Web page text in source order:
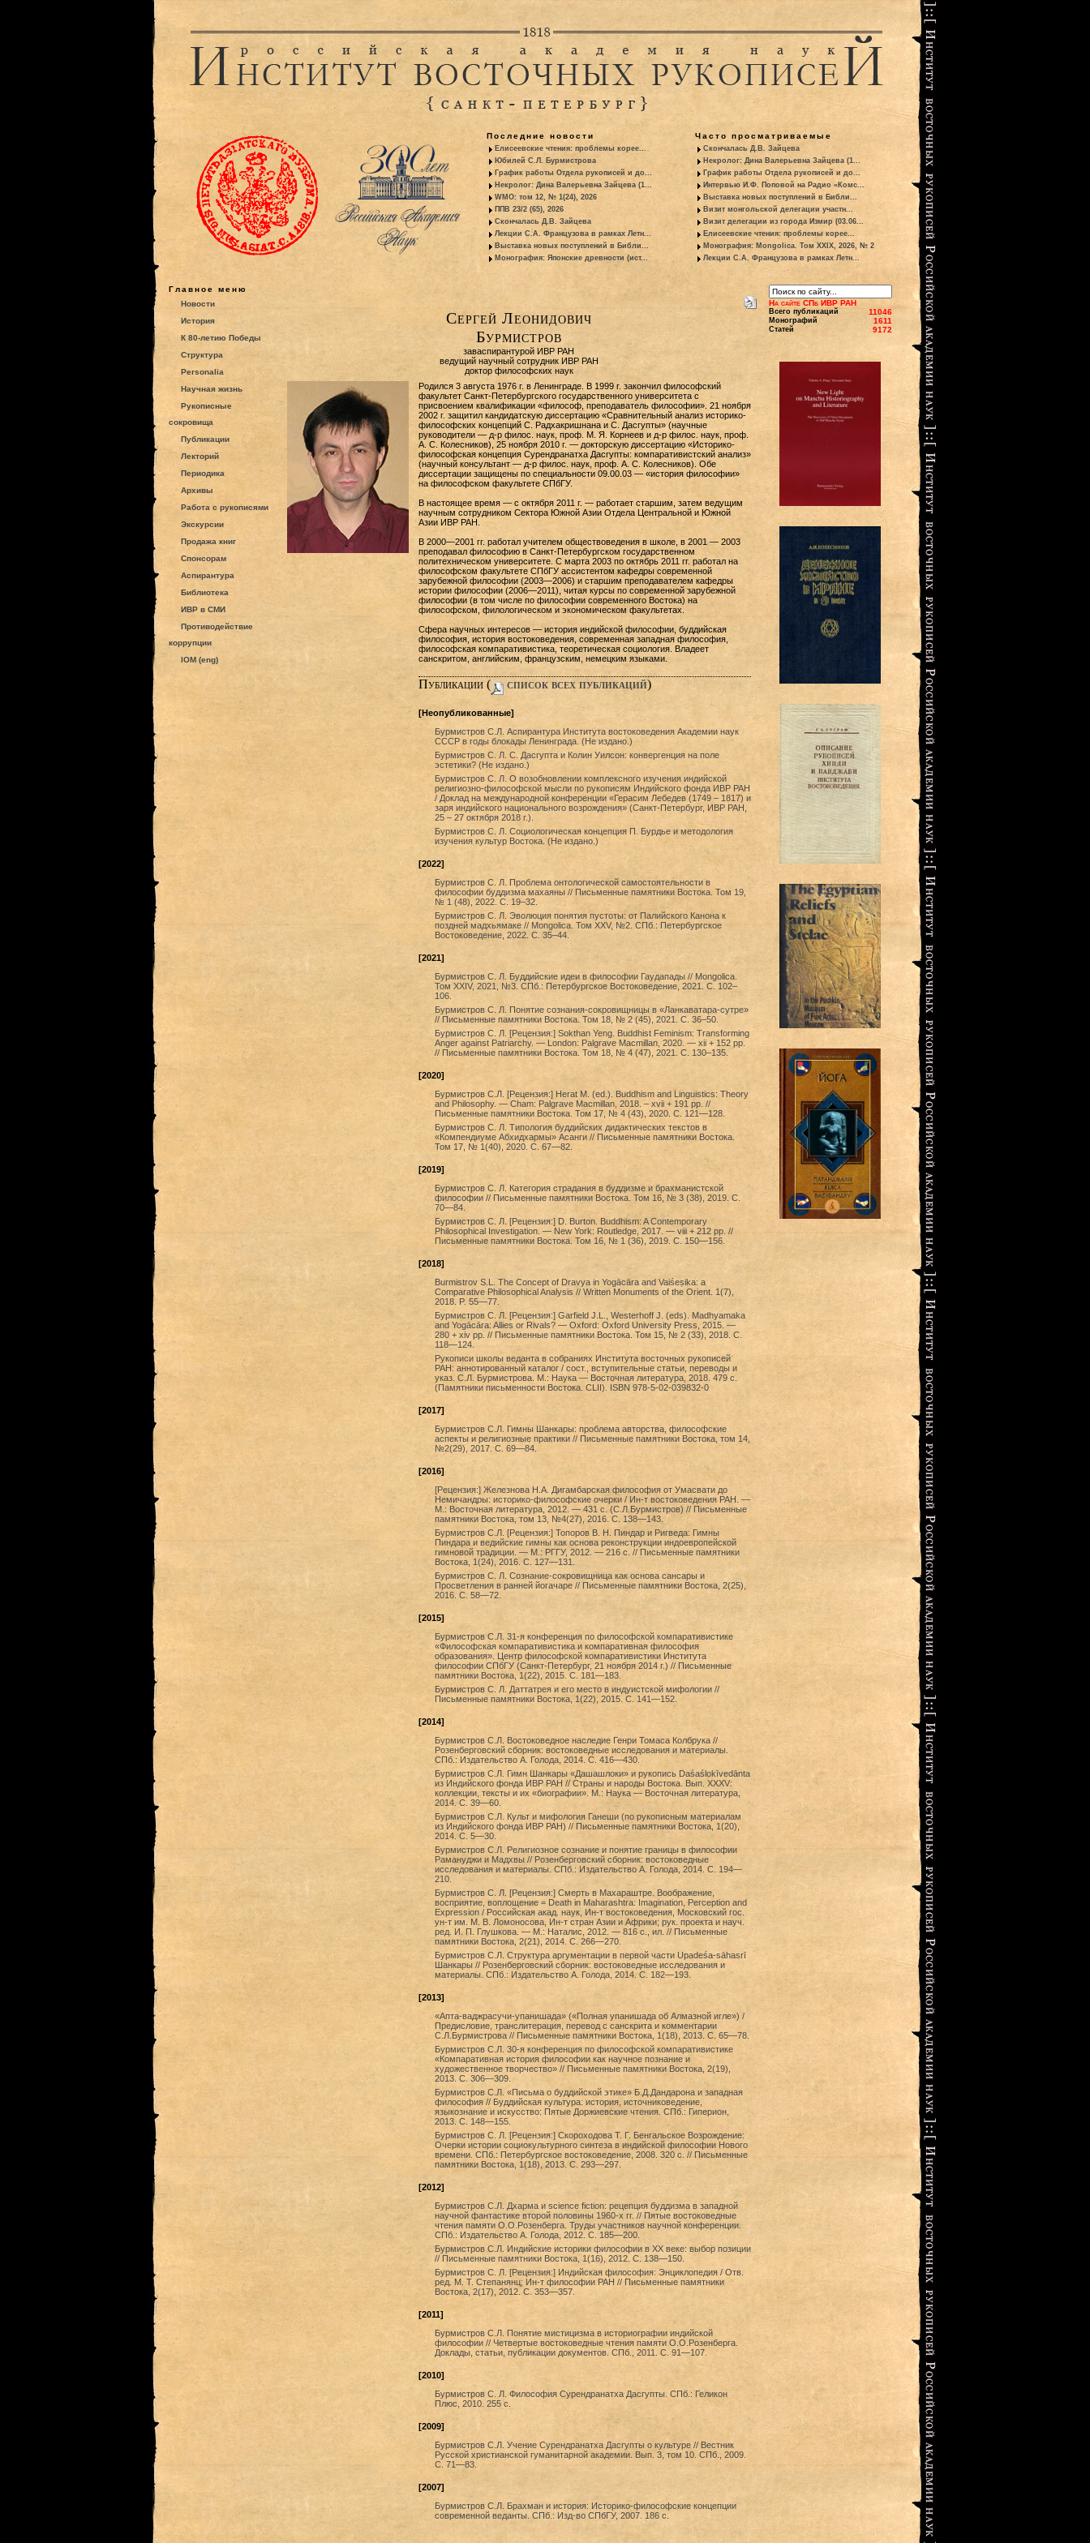
Последние новости
Елисеевские чтения: проблемы корее...
Юбилей С.Л. Бурмистрова
График работы Отдела рукописей и до...
Некролог: Дина Валерьевна Зайцева (1...
WMO: том 12, № 1(24), 2026
ППВ 23/2 (65), 2026
Скончалась Д.В. Зайцева
Лекции С.А. Французова в рамках Летн...
Выставка новых поступлений в Библи...
Монография: Японские древности (ист...
Часто просматриваемые
Скончалась Д.В. Зайцева
Некролог: Дина Валерьевна Зайцева (1...
График работы Отдела рукописей и до...
Интервью И.Ф. Поповой на Радио «Комс...
Выставка новых поступлений в Библи...
Визит монгольской делегации участн...
Визит делегации из города Измир (03.06...
Елисеевские чтения: проблемы корее...
Монография: Mongolica. Том XXIX, 2026, № 2
Лекции С.А. Французова в рамках Летн...
Главное меню
Новости
История
К 80-летию Победы
Структура
Personalia
Научная жизнь
Рукописные
сокровища
Публикации
Лекторий
Периодика
Архивы
Работа с рукописями
Экскурсии
Продажа книг
Спонсорам
Аспирантура
Библиотека
ИВР в СМИ
Противодействие
коррупции
IOM (eng)
Сергей Леонидович
Бурмистров
заваспирантурой ИВР РАН
ведущий научный сотрудник ИВР РАН
доктор философских наук
Родился 3 августа 1976 г. в Ленинграде. В 1999 г. закончил философский
факультет Санкт-Петербургского государственного университета с
присвоением квалификации «философ, преподаватель философии». 21 ноября
2002 г. защитил кандидатскую диссертацию «Сравнительный анализ историко-
философских концепций С. Радхакришнана и С. Дасгупты» (научные
руководители — д-р филос. наук, проф. М. Я. Корнеев и д-р филос. наук, проф.
А. С. Колесников), 25 ноября 2010 г. — докторскую диссертацию «Историко-
философская концепция Сурендранатха Дасгупты: компаративистский анализ»
(научный консультант — д-р филос. наук, проф. А. С. Колесников). Обе
диссертации защищены по специальности 09.00.03 — «история философии»
на философском факультете СПбГУ.
В настоящее время — с октября 2011 г. — работает старшим, затем ведущим
научным сотрудником Сектора Южной Азии Отдела Центральной и Южной
Азии ИВР РАН.
В 2000—2001 гг. работал учителем обществоведения в школе, в 2001 — 2003
преподавал философию в Санкт-Петербургском государственном
политехническом университете. С марта 2003 по октябрь 2011 гг. работал на
философском факультете СПбГУ ассистентом кафедры современной
зарубежной философии (2003—2006) и старшим преподавателем кафедры
истории философии (2006—2011), читая курсы по современной зарубежной
философии (в том числе по философии современного Востока) на
философском, филологическом и экономическом факультетах.
Сфера научных интересов — история индийской философии, буддийская
философия, история востоковедения, современная западная философия,
философская компаративистика, теоретическая социология. Владеет
санскритом, английским, французским, немецким языками.
Публикации ( cписок всех публикаций)
[Неопубликованные]
Бурмистров С.Л. Аспирантура Института востоковедения Академии наук
СССР в годы блокады Ленинграда. (Не издано.)
Бурмистров С. Л. С. Дасгупта и Колин Уилсон: конвергенция на поле
эстетики? (Не издано.)
Бурмистров С. Л. О возобновлении комплексного изучения индийской
религиозно-философской мысли по рукописям Индийского фонда ИВР РАН
/ Доклад на международной конференции «Герасим Лебедев (1749 ‒ 1817) и
заря индийского национального возрождения» (Санкт-Петербург, ИВР РАН,
25 – 27 октября 2018 г.).
Бурмистров С. Л. Cоциологическая концепция П. Бурдье и методология
изучения культур Востока. (Не издано.)
[2022]
Бурмистров С. Л. Проблема онтологической самостоятельности в
философии буддизма махаяны // Письменные памятники Востока. Том 19,
№ 1 (48), 2022. С. 19–32.
Бурмистров С. Л. Эволюция понятия пустоты: от Палийского Канона к
поздней мадхьямаке // Mongolica. Том XXV, №2. СПб.: Петербургское
Востоковедение, 2022. С. 35–44.
[2021]
Бурмистров С. Л. Буддийские идеи в философии Гаудапады // Mongolica.
Том XXIV, 2021, №3. СПб.: Петербургское Востоковедение, 2021. С. 102–
106.
Бурмистров С. Л. Понятие сознания-сокровищницы в «Ланкаватара-сутре»
// Письменные памятники Востока. Том 18, № 2 (45), 2021. С. 36–50.
Бурмистров С. Л. [Рецензия:] Sokthan Yeng. Buddhist Feminism: Transforming
Anger against Patriarchy. — London: Palgrave Macmillan, 2020. — xii + 152 pp.
// Письменные памятники Востока. Том 18, № 4 (47), 2021. С. 130–135.
[2020]
Бурмистров C.Л. [Рецензия:] Herat M. (ed.). Buddhism and Linguistics: Theory
and Philosophy. — Cham: Palgrave Macmillan, 2018. – xvii + 191 pp. //
Письменные памятники Востока. Том 17, № 4 (43), 2020. С. 121—128.
Бурмистров С. Л. Типология буддийских дидактических текстов в
«Компендиуме Абхидхармы» Асанги // Письменные памятники Востока.
Том 17, № 1(40), 2020. С. 67—82.
[2019]
Бурмистров С. Л. Категория страдания в буддизме и брахманистской
философии // Письменные памятники Востока. Том 16, № 3 (38), 2019. С.
70—84.
Бурмистров С. Л. [Рецензия:] D. Burton. Buddhism: A Contemporary
Philosophical Investigation. — New York: Routledge, 2017. — viii + 212 pp. //
Письменные памятники Востока. Том 16, № 1 (36), 2019. С. 150—156.
[2018]
Burmistrov S.L. The Concept of Dravya in Yogācāra and Vaiśeṣika: a
Comparative Philosophical Analysis // Written Monuments of the Orient. 1(7),
2018. P. 55—77.
Бурмистров С. Л. [Рецензия:] Garfield J.L., Westerhoff J. (eds). Madhyamaka
and Yogācāra: Allies or Rivals? — Oxford: Oxford University Press, 2015. —
280 + xiv pp. // Письменные памятники Востока. Том 15, № 2 (33), 2018. С.
118—124.
Рукописи школы веданта в собраниях Института восточных рукописей
РАН: аннотированный каталог / сост., вступительные статьи, переводы и
указ. С.Л. Бурмистрова. М.: Наука — Восточная литература, 2018. 479 с.
(Памятники письменности Востока. CLII). ISBN 978-5-02-039832-0
[2017]
Бурмистров С.Л. Гимны Шанкары: проблема авторства, философские
аспекты и религиозные практики // Письменные памятники Востока, том 14,
№2(29), 2017. С. 69—84.
[2016]
[Рецензия:] Железнова Н.А. Дигамбарская философия от Умасвати до
Немичандры: историко-философские очерки / Ин-т востоковедения РАН. —
М.: Восточная литература, 2012. — 431 с. (С.Л.Бурмистров) // Письменные
памятники Востока, том 13, №4(27), 2016. С. 138—143.
Бурмистров С.Л. [Рецензия:] Топоров В. Н. Пиндар и Ригведа: Гимны
Пиндара и ведийские гимны как основа реконструкции индоевропейской
гимновой традиции. — М.: РГГУ, 2012. — 216 с. // Письменные памятники
Востока, 1(24), 2016. С. 127—131.
Бурмистров С. Л. Сознание-сокровищница как основа сансары и
Просветления в ранней йогачаре // Письменные памятники Востока, 2(25),
2016. С. 58—72.
[2015]
Бурмистров С.Л. 31-я конференция по философской компаративистике
«Философская компаративистика и компаративная философия
образования». Центр философской компаративистики Института
философии СПбГУ (Санкт-Петербург, 21 ноября 2014 г.) // Письменные
памятники Востока, 1(22), 2015. С. 181—183.
Бурмистров С. Л. Даттатрея и его место в индуистской мифологии //
Письменные памятники Востока, 1(22), 2015. С. 141—152.
[2014]
Бурмистров С.Л. Востоковедное наследие Генри Томаса Колбрука //
Розенберговский сборник: востоковедные исследования и материалы.
СПб.: Издательство А. Голода, 2014. С. 416—430.
Бурмистров С.Л. Гимн Шанкары «Дашашлоки» и рукопись Daśaślokīvedānta
из Индийского фонда ИВР РАН // Страны и народы Востока. Вып. XXXV:
коллекции, тексты и их «биографии». М.: Наука — Восточная литература,
2014. С. 39—60.
Бурмистров С.Л. Культ и мифология Ганеши (по рукописным материалам
из Индийского фонда ИВР РАН) // Письменные памятники Востока, 1(20),
2014. С. 5—30.
Бурмистров С.Л. Религиозное сознание и понятие границы в философии
Рамануджи и Мадхвы // Розенберговский сборник: востоковедные
исследования и материалы. СПб.: Издательство А. Голода, 2014. С. 194—
210.
Бурмистров С. Л. [Рецензия:] Смерть в Махараштре. Воображение,
восприятие, воплощение = Death in Maharashtra: Imagination, Perception and
Expression / Российская акад. наук, Ин-т востоковедения, Московский гос.
ун-т им. М. В. Ломоносова, Ин-т стран Азии и Африки; рук. проекта и науч.
ред. И. П. Глушкова. — М.: Наталис, 2012. — 816 с., ил. // Письменные
памятники Востока, 2(21), 2014. С. 266—270.
Бурмистров С.Л. Структура аргументации в первой части Upadeśa-sāhasrī
Шанкары // Розенберговский сборник: востоковедные исследования и
материалы. СПб.: Издательство А. Голода, 2014. С. 182—193.
[2013]
«Апта-ваджрасучи-упанишада» («Полная упанишада об Алмазной игле») /
Предисловие, транслитерация, перевод с санскрита и комментарии
С.Л.Бурмистрова // Письменные памятники Востока, 1(18), 2013. С. 65—78.
Бурмистров С.Л. 30-я конференция по философской компаративистике
«Компаративная история философии как научное познание и
художественное творчество» // Письменные памятники Востока, 2(19),
2013. С. 306—309.
Бурмистров С.Л. «Письма о буддийской этике» Б.Д.Дандарона и западная
философия // Буддийская культура: история, источниковедение,
языкознание и искусство: Пятые Доржиевские чтения. СПб.: Гиперион,
2013. C. 148—155.
Бурмистров C. Л. [Рецензия:] Скороходова Т. Г. Бенгальское Возрождение:
Очерки истории социокультурного синтеза в индийской философии Нового
времени. СПб.: Петербургское востоковедение, 2008. 320 с. // Письменные
памятники Востока, 1(18), 2013. С. 293—297.
[2012]
Бурмистров С.Л. Дхарма и science fiction: рецепция буддизма в западной
научной фантастике второй половины 1960-х гг. // Пятые востоковедные
чтения памяти О.О.Розенберга. Труды участников научной конференции.
СПб.: Издательство А. Голода, 2012. С. 185—200.
Бурмистров С.Л. Индийские историки философии в ХХ веке: выбор позиции
// Письменные памятники Востока, 1(16), 2012. С. 138—150.
Бурмистров С. Л. [Рецензия:] Индийская философия: Энциклопедия / Отв.
ред. М. Т. Степанянц; Ин-т философии РАН // Письменные памятники
Востока, 2(17), 2012. С. 353—357.
[2011]
Бурмистров С.Л. Понятие мистицизма в историографии индийской
философии // Четвертые востоковедные чтения памяти О.О.Розенберга.
Доклады, статьи, публикации документов. СПб., 2011. С. 91—107.
[2010]
Бурмистров С. Л. Философия Сурендранатха Дасгупты. СПб.: Геликон
Плюс, 2010. 255 с.
[2009]
Бурмистров С.Л. Учение Сурендранатха Дасгупты о культуре // Вестник
Русской христианской гуманитарной академии. Вып. 3, том 10. СПб., 2009.
С. 71—83.
[2007]
Бурмистров С.Л. Брахман и история: Историко-философские концепции
современной веданты. СПб.: Изд-во СПбГУ, 2007. 186 с.
На сайте СПб ИВР РАН
Всего публикаций 11046
Монографий 1611
Статей 9172